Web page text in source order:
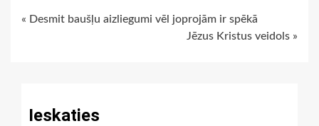
Continue
« Desmit baušļu aizliegumi vēl joprojām ir spēkā
Jēzus Kristus veidols »
Ieskaties